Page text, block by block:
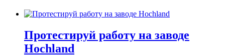
Протестируй работу на заводе
Hochland